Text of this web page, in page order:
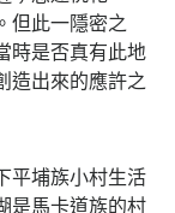
但此一隱密之
時是否真有此地
造出來的應許之
平埔族小村生活
是馬卡道族的村